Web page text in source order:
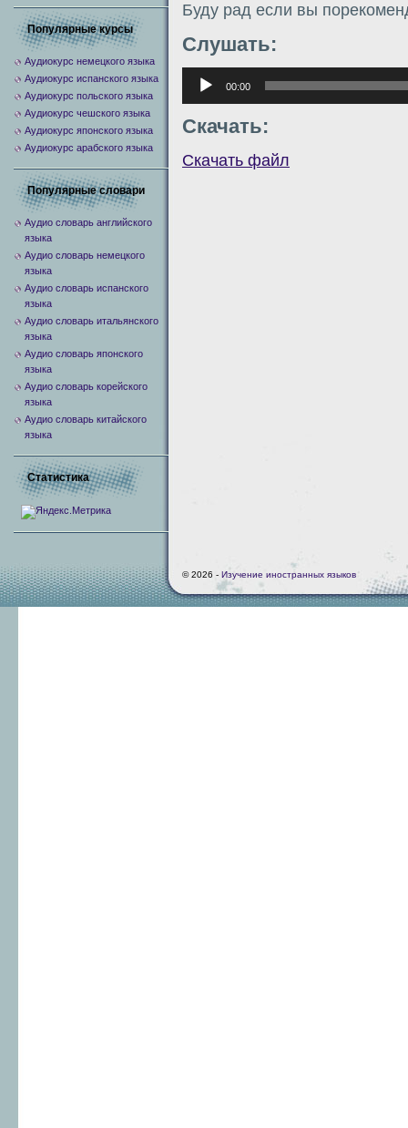
Буду рад если вы
Слушать:
Аудиоплеер
00:00
Скачать:
Скачать файл
Популярные курсы
Аудиокурс немецкого языка
Аудиокурс испанского языка
Аудиокурс польского языка
Аудиокурс чешского языка
Аудиокурс японского языка
Аудиокурс арабского языка
Популярные словари
Аудио словарь английского
языка
Аудио словарь немецкого
языка
Аудио словарь испанского
языка
Аудио словарь итальянского
языка
Аудио словарь японского
языка
Аудио словарь корейского
языка
Аудио словарь китайского
языка
Статистика
© 2026 - Изучение иностранных языков